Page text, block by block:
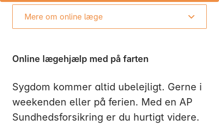
Mere om online læge
Online lægehjælp med på farten
Sygdom kommer altid ubelejligt. Gerne i
weekenden eller på ferien. Med en AP
Sundhedsforsikring er du hurtigt videre.